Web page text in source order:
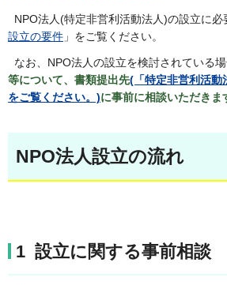
NPO法人(特定非営利活動法人)の設立に必
設立の要件 」をご覧ください。
なお、NPO法人の設立を検討されている場
等について、書類提出先(「特定非営利活動
をご覧ください。)に事前に相談いただきま
NPO法人設立の流れ
1 設立に関する事前相談